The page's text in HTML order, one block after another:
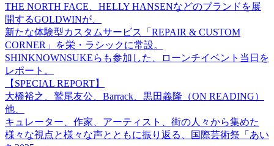
THE NORTH FACE、HELLY HANSENなどのブランドを展
開するGOLDWINが、
新たな体験型カスタムサービス「REPAIR & CUSTOM
CORNER」を栄・ラシックに常設。
SHINKNOWNSUKEらも参加した、ローンチイベント当日を
レポート。
【SPECIAL REPORT】
大橋裕之、鷲尾友公、Barrack、黒田義隆（ON READING）
他、
キュレーター、作家、アーティスト、街の人々から集めた
様々な視点と様々な声とともに振り返る、国際芸術祭「あい